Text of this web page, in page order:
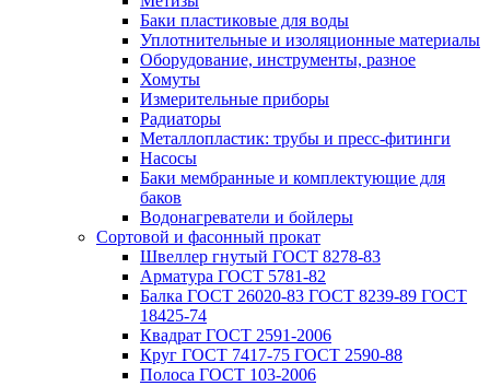
Баки пластиковые для воды
Уплотнительные и изоляционные материалы
Оборудование, инструменты, разное
Хомуты
Измерительные приборы
Радиаторы
Металлопластик: трубы и пресс-фитинги
Насосы
Баки мембранные и комплектующие для
баков
Водонагреватели и бойлеры
Сортовой и фасонный прокат
Швеллер гнутый ГОСТ 8278-83
Арматура ГОСТ 5781-82
Балка ГОСТ 26020-83 ГОСТ 8239-89 ГОСТ
18425-74
Квадрат ГОСТ 2591-2006
Круг ГОСТ 7417-75 ГОСТ 2590-88
Полоса ГОСТ 103-2006